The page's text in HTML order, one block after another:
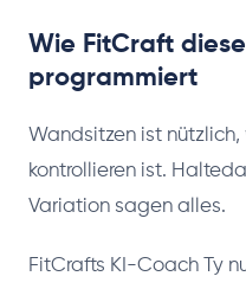
Wie FitCraft
programmiert
Wandsitzen ist
kontrollieren ist.
Variation sagen alles.
FitCrafts KI-Coach Ty